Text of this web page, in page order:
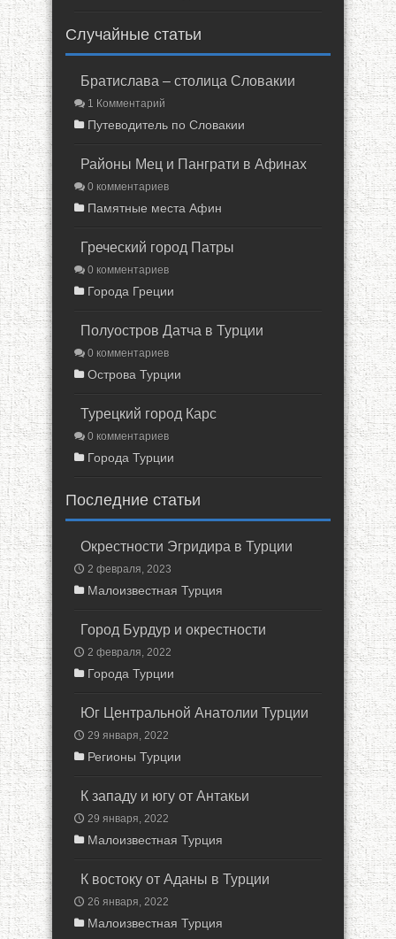
Случайные статьи
Братислава – столица Словакии
1 Комментарий
Путеводитель по Словакии
Районы Мец и Панграти в Афинах
0 комментариев
Памятные места Афин
Греческий город Патры
0 комментариев
Города Греции
Полуостров Датча в Турции
0 комментариев
Острова Турции
Турецкий город Карс
0 комментариев
Города Турции
Последние статьи
Окрестности Эгридира в Турции
2 февраля, 2023
Малоизвестная Турция
Город Бурдур и окрестности
2 февраля, 2022
Города Турции
Юг Центральной Анатолии Турции
29 января, 2022
Регионы Турции
К западу и югу от Антакьи
29 января, 2022
Малоизвестная Турция
К востоку от Аданы в Турции
26 января, 2022
Малоизвестная Турция